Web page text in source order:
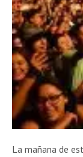
La mañana de